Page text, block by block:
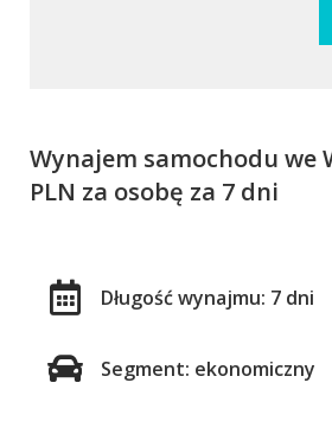
Wynajem samochodu we
PLN za osobę za 7 dni
Długość wynajmu: 7 dni
Segment: ekonomiczny